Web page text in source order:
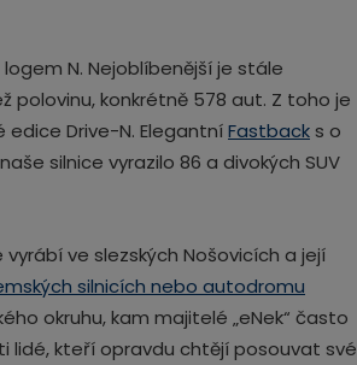
N. Nejoblíbenější je stále
polovinu, konkrétně 578 aut. Z toho je
Drive-N. ElegantníFastback s o
silnice vyrazilo 86 a divokých SUV
ve slezských Nošovicích a její
silnicích nebo autodromu
okruhu, kam majitelé „eNek“ často
lidé, kteří opravdu chtějí posouvat své